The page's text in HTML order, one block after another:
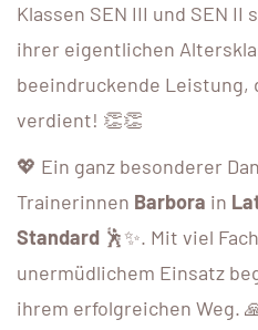
Klassen SEN III und SEN
ihrer eigentlichen
beeindruckende Leistung,
verdient! 👏👏
💖 Ein ganz besonderer
Trainerinnen Barbora in
Standard 🕺✨. Mit viel
unermüdlichem Einsatz
ihrem erfolgreichen Weg.